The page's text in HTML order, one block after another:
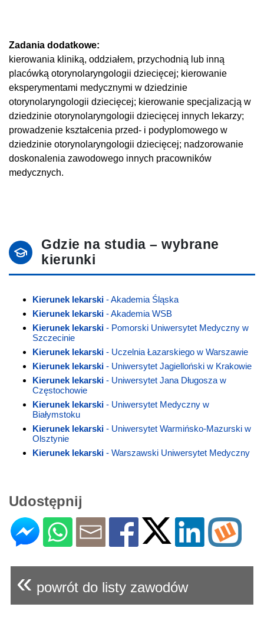
Zadania dodatkowe:
kierowania kliniką, oddziałem, przychodnią lub inną
placówką otorynolaryngologii dziecięcej; kierowanie
eksperymentami medycznymi w dziedzinie
otorynolaryngologii dziecięcej; kierowanie specjalizacją w
dziedzinie otorynolaryngologii dziecięcej innych lekarzy;
prowadzenie kształcenia przed- i podyplomowego w
dziedzinie otorynolaryngologii dziecięcej; nadzorowanie
doskonalenia zawodowego innych pracowników
medycznych.
Gdzie na studia – wybrane
kierunki
Kierunek lekarski - Akademia Śląska
Kierunek lekarski - Akademia WSB
Kierunek lekarski - Pomorski Uniwersytet Medyczny w
Szczecinie
Kierunek lekarski - Uczelnia Łazarskiego w Warszawie
Kierunek lekarski - Uniwersytet Jagielloński w Krakowie
Kierunek lekarski - Uniwersytet Jana Długosza w
Częstochowie
Kierunek lekarski - Uniwersytet Medyczny w
Białymstoku
Kierunek lekarski - Uniwersytet Warmińsko-Mazurski w
Olsztynie
Kierunek lekarski - Warszawski Uniwersytet Medyczny
Udostępnij
« powrót do listy zawodów